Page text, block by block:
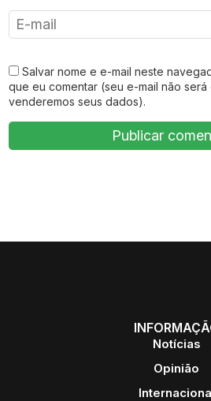
Salvar nome e e-mail neste
que eu comentar (seu e-mail não
venderemos seus dados).
Notícias
Opinião